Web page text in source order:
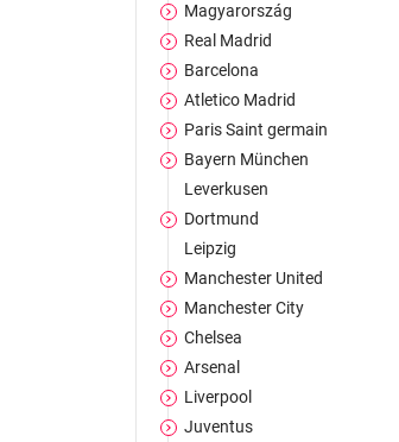
Magyarország
Real Madrid
Barcelona
Atletico Madrid
Paris Saint germain
Bayern München
Leverkusen
Dortmund
Leipzig
Manchester United
Manchester City
Chelsea
Arsenal
Liverpool
Juventus